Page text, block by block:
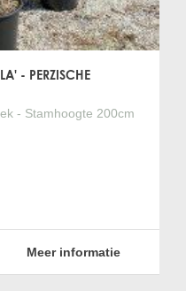
- PERZISCHE
- Stamhoogte 200cm
Meer informatie